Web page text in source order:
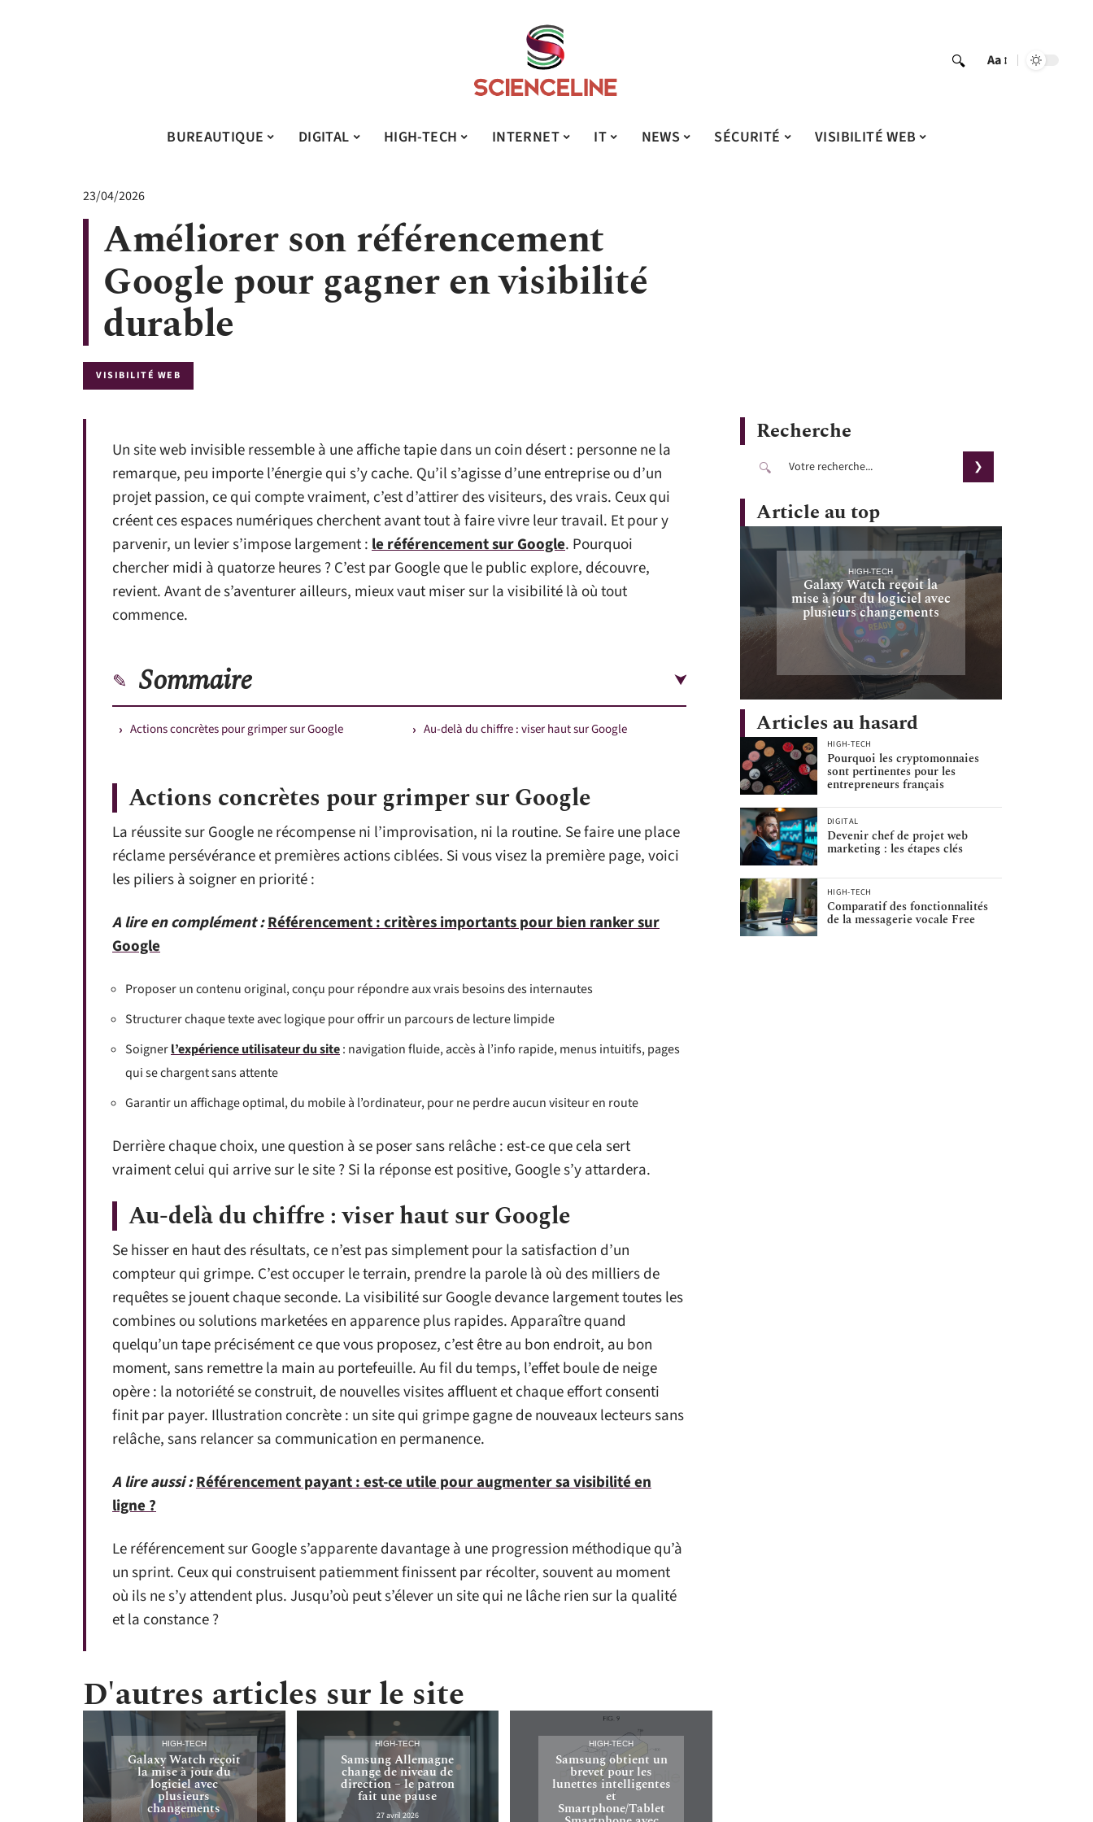
Aa
BUREAUTIQUE DIGITAL HIGH-TECH INTERNET IT NEWS SÉCURITÉ VISIBILITÉ WEB
23/04/2026
Améliorer son référencement
Google pour gagner en visibilité
durable
VISIBILITÉ WEB
Un site web invisible ressemble à une affiche tapie dans un coin désert : personne ne la
remarque, peu importe l’énergie qui s’y cache. Qu’il s’agisse d’une entreprise ou d’un
projet passion, ce qui compte vraiment, c’est d’attirer des visiteurs, des vrais. Ceux qui
créent ces espaces numériques cherchent avant tout à faire vivre leur travail. Et pour y
parvenir, un levier s’impose largement :le référencement sur Google. Pourquoi
chercher midi à quatorze heures ? C’est par Google que le public explore, découvre,
revient. Avant de s’aventurer ailleurs, mieux vaut miser sur la visibilité là où tout
commence.
Sommaire
Actions concrètes pour grimper sur Google Au-delà du chiffre : viser haut sur Google
Actions concrètes pour grimper sur Google
La réussite sur Google ne récompense ni l’improvisation, ni la routine. Se faire une place
réclame persévérance et premières actions ciblées. Si vous visez la première page, voici
les piliers à soigner en priorité :
A lire en complément :Référencement : critères importants pour bien ranker sur
Google
Proposer un contenu original, conçu pour répondre aux vrais besoins des internautes
Structurer chaque texte avec logique pour offrir un parcours de lecture limpide
Soignerl’expérience utilisateur du site: navigation fluide, accès à l’info rapide, menus intuitifs, pages
qui se chargent sans attente
Garantir un affichage optimal, du mobile à l’ordinateur, pour ne perdre aucun visiteur en route
Derrière chaque choix, une question à se poser sans relâche : est-ce que cela sert
vraiment celui qui arrive sur le site ? Si la réponse est positive, Google s’y attardera.
Au-delà du chiffre : viser haut sur Google
Se hisser en haut des résultats, ce n’est pas simplement pour la satisfaction d’un
compteur qui grimpe. C’est occuper le terrain, prendre la parole là où des milliers de
requêtes se jouent chaque seconde. La visibilité sur Google devance largement toutes les
combines ou solutions marketées en apparence plus rapides. Apparaître quand
quelqu’un tape précisément ce que vous proposez, c’est être au bon endroit, au bon
moment, sans remettre la main au portefeuille. Au fil du temps, l’effet boule de neige
opère : la notoriété se construit, de nouvelles visites affluent et chaque effort consenti
finit par payer. Illustration concrète : un site qui grimpe gagne de nouveaux lecteurs sans
relâche, sans relancer sa communication en permanence.
A lire aussi :Référencement payant : est-ce utile pour augmenter sa visibilité en
ligne ?
Le référencement sur Google s’apparente davantage à une progression méthodique qu’à
un sprint. Ceux qui construisent patiemment finissent par récolter, souvent au moment
où ils ne s’y attendent plus. Jusqu’où peut s’élever un site qui ne lâche rien sur la qualité
et la constance ?
D'autres articles sur le site
HIGH-TECH
Galaxy Watch reçoit
la mise à jour du
logiciel avec
plusieurs
changements
HIGH-TECH
Samsung Allemagne
change de niveau de
direction – le patron
fait une pause
27 avril 2026
HIGH-TECH
Samsung obtient un
brevet pour les
lunettes intelligentes
et
Smartphone/Tablet
Recherche
Article au top
HIGH-TECH
Galaxy Watch reçoit la
mise à jour du logiciel avec
plusieurs changements
Articles au hasard
HIGH-TECH
Pourquoi les cryptomonnaies
sont pertinentes pour les
entrepreneurs français
DIGITAL
Devenir chef de projet web
marketing : les étapes clés
HIGH-TECH
Comparatif des fonctionnalités
de la messagerie vocale Free